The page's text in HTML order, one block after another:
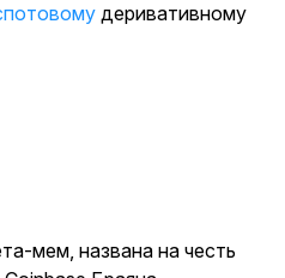
деривативному
мем, названа на честь